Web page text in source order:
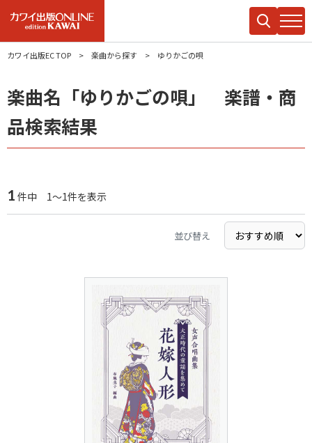
カワイ出版EC TOP 楽曲から探す ゆりかごの唄
楽曲名「ゆりかごの唄」 楽譜・商
品検索結果
1 件中 1～1件を表示
並び替え